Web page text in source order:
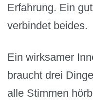
Erfahrung. Ein
verbindet beides.
Ein wirksamer
braucht drei
alle Stimmen